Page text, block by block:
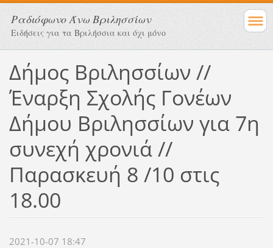
Ραδιόφωνο Άνω Βριλησσίων
Ειδήσεις για τα Βριλήσσια και όχι μόνο
Δήμος Βριλησσίων //
Έναρξη Σχολής Γονέων
Δήμου Βριλησσίων για 7η
συνεχή χρονιά //
Παρασκευή 8 /10 στις
18.00
2021-10-07 18:47